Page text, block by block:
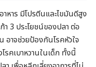
หาร มีโปรตีนและไขมันดีสูง
า 3 ประโยชน์ของปลา ต่อ
อาจช่วยป้องกันโรคหัวใจ
รคเบาหวานในเด็ก ทั้งนี้